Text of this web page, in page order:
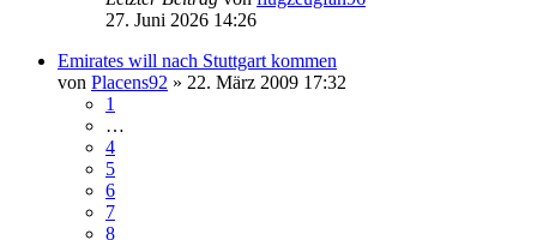
27. Juni 2026 14:26
Emirates will nach Stuttgart kommen
von Placens92 » 22. März 2009 17:32
1
…
4
5
6
7
8